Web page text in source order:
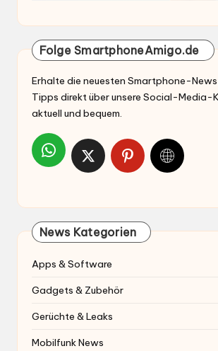
Folge SmartphoneAmigo.de
Erhalte die neuesten Smartphone-
Tipps direkt über unsere Social-Media-
aktuell und bequem.
News Kategorien
Apps & Software
Gadgets & Zubehör
Gerüchte & Leaks
Mobilfunk News